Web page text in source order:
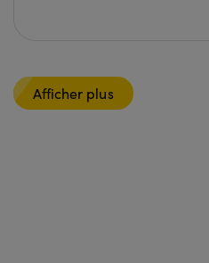
Afficher plus